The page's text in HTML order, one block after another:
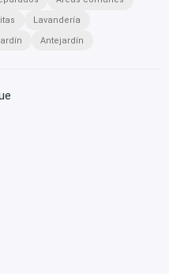
Lavandería
Antejardín